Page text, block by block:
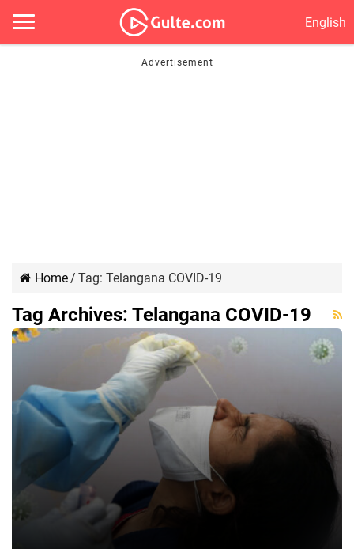
English
Home/ Tag: Telangana COVID-19
Tag Archives: Telangana COVID-19